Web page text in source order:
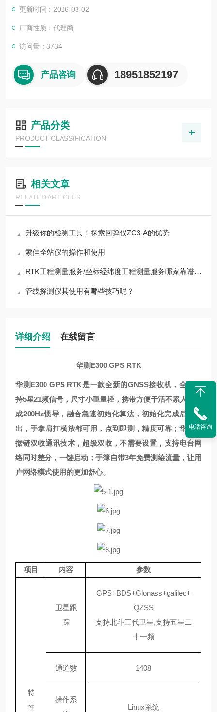
带3年免费测绘流量，让用户网络模式使用的更加舒心。
更新时间：2026-03-02
厂商性质：代理商
访问量：3734
产品咨询 18951852197
产品分类
PRODUCT CLASSIFICATION
相关文章
RELATED ARTICLES
升级你的检测工具！探索回弹仪ZC3-A的优势
索佳全站仪的操作和使用
RTK工程测量服务/坐标经纬度工程测量服务哪家靠谱？行业实测优质企业全解析
管线探测仪其使用有哪些技巧呢？
详细介绍 在线留言
华测E300 GPS RTK
华测E300 GPS RTK是一款全新的GNSS接收机，全面支
持5星21频信号，尺寸小重量轻，携带方便干活不累人；集
成200Hz惯导，融合急速初始化算法，初始化完成后不退
出，手拿肩扛横放都可用，点到即测，精度可靠；华测数
据链双收通讯技术，超级双收，不需要设置，支持电台网
络同时差分，一键启动；手簿自带3年免费测绘流量，让用
户网络模式使用的更加舒心。
项目 内容 参数
特
性
卫星跟
踪
GPS+BDS+Glonass+galileo+
QZSS
支持北斗三代卫星,支持五星二
十一频
通道数 1408
操作系
Linux系统
电话咨询